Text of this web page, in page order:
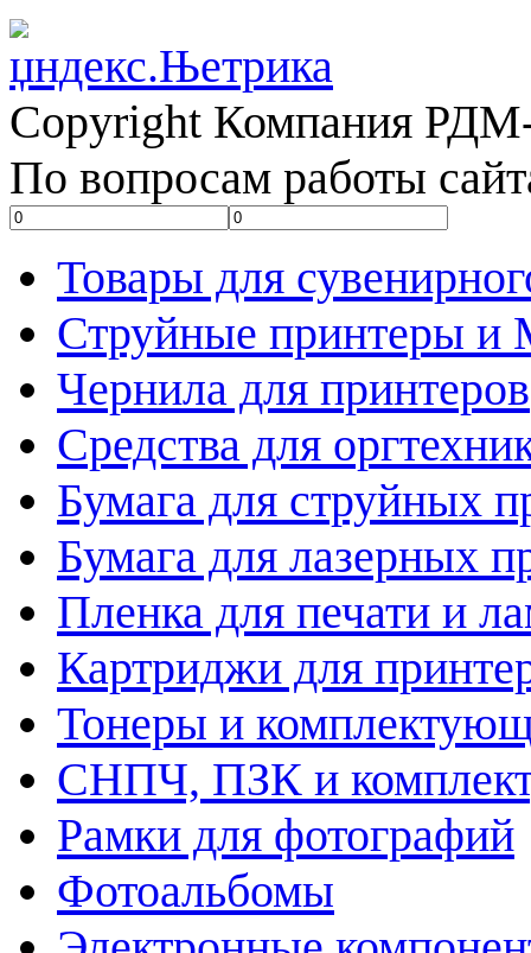
Copyright Компания
По вопросам работы
Товары для
Струйные принтеры
Чернила для принтеров
Средства для
Бумага для струйных
Бумага для лазерных
Пленка для печати и
Картриджи для
Тонеры и
СНПЧ, ПЗК и
Рамки для фотографий
Фотоальбомы